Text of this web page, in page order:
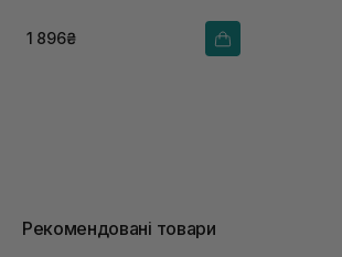
1 896₴
Рекомендовані товари